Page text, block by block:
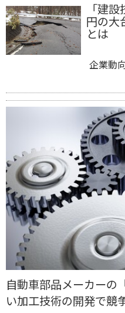
「建
円の大
とは
企業動
自動車部品メーカーの
い加工技術の開発で競